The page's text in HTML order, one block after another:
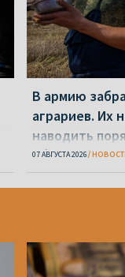
В армию
аграриев. Их
наводить
области
07 АВГУСТА 2026